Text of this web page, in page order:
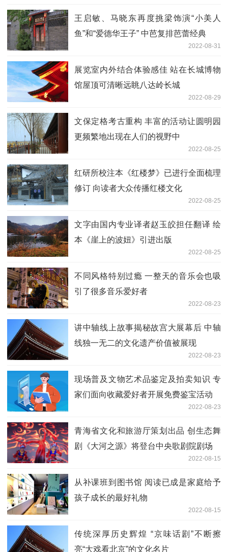
王启敏、马晓东再度挑梁饰演“小美人
鱼”和“爱德华王子” 中芭复排芭蕾经典
2022-08-31
展览室内外结合体验感佳 站在长城博物
馆屋顶可清晰远眺八达岭长城
2022-08-29
文保定格考古重构 丰富的活动让圆明园
更频繁地出现在人们的视野中
2022-08-25
红研所校注本《红楼梦》已进行全面梳理
修订 向读者大众传播红楼文化
2022-08-25
文字由国内专业译者赵玉皎担任翻译 绘
本《崖上的波妞》引进出版
2022-08-25
不同风格特别过瘾 一整天的音乐会也吸
引了很多音乐爱好者
2022-08-23
讲中轴线上故事揭秘故宫大展幕后 中轴
线独一无二的文化遗产价值被展现
2022-08-23
现场普及文物艺术品鉴定及拍卖知识 专
家们面向收藏爱好者开展免费鉴宝活动
2022-08-23
青海省文化和旅游厅策划出品 创生态舞
剧《大河之源》将登台中央歌剧院剧场
2022-08-15
从补课班到图书馆 阅读已成是家庭给予
孩子成长的最好礼物
2022-08-15
传统深厚历史辉煌 “京味话剧”不断擦
亮“大戏看北京”的文化名片